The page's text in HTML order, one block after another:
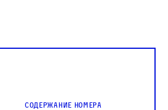
Содержание номера